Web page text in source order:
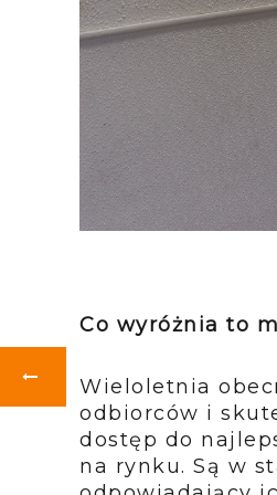
Co wyróżnia to
Wieloletnia
odbiorców i
dostęp do
na rynku. Są w